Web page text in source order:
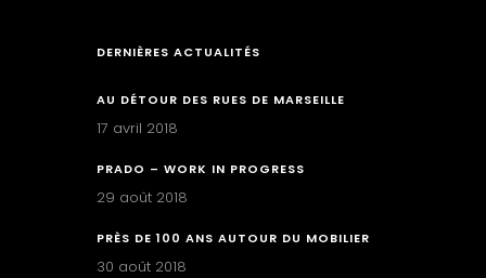
DERNIÈRES ACTUALITÉS
AU DÉTOUR DES RUES DE MARSEILLE
17 avril 2018
PRADO – WORK IN PROGRESS
29 août 2018
PRÈS DE 100 ANS AUTOUR DU MOBILIER
30 août 2018